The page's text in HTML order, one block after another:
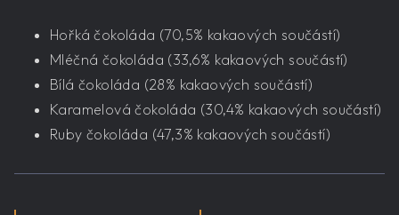
Hořká čokoláda (70,5% kakaových součástí)
Mléčná čokoláda (33,6% kakaových součástí)
Bílá čokoláda (28% kakaových součástí)
Karamelová čokoláda (30,4% kakaových součástí)
Ruby čokoláda (47,3% kakaových součástí)